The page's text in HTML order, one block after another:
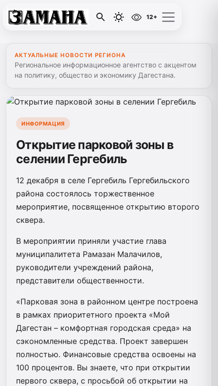
12+
АКТУАЛЬНЫЕ НОВОСТИ РЕГИОНА
Региональное информационное агентство с акцентом
на политику, общество и экономику Дагестана.
ИНФОРМАЦИЯ
Открытие парковой зоны в
селении Гергебиль
12 декабря в селе Гергебиль Гергебильского
района состоялось торжественное
мероприятие, посвященное открытию второго
сквера.
В мероприятии приняли участие глава
муниципалитета Рамазан Малачилов,
руководители учреждений района,
представители общественности.
«Парковая зона в районном центре построена
в рамках приоритетного проекта «Мой
Дагестан – комфортная городская среда» на
cэкономленные средства. Проект завершен
полностью. Финансовые средства освоены на
100 процентов. Вы знаете, что при открытии
первого сквера, с просьбой об открытии на